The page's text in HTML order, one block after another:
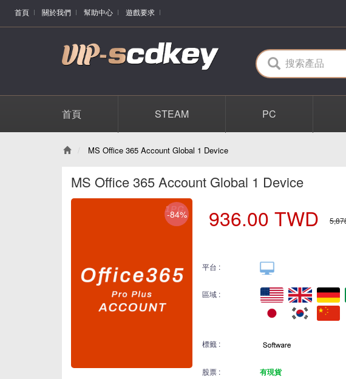
首頁 關於我們 幫助中心 遊戲要求
首頁 STEAM PC
MS Office 365 Account Global 1 Device
MS Office 365 Account Global 1 Device
-84% 936.00 TWD
平台 :
區域 :
標籤 :
股票 : 有現貨